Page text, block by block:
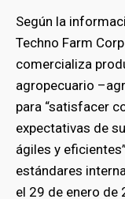
Según la
Techno Farm
comercializa
agropecuario
para “satisfacer
expectativas de
ágiles y
estándares
el 29 de enero de